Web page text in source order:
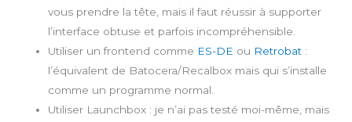
vous prendre la tête, mais il faut réussir à supporter
l’interface obtuse et parfois incompréhensible.
Utiliser un frontend comme ES-DE ou Retrobat :
l’équivalent de Batocera/Recalbox mais qui s’installe
comme un programme normal.
Utiliser Launchbox : je n’ai pas testé moi-même, mais